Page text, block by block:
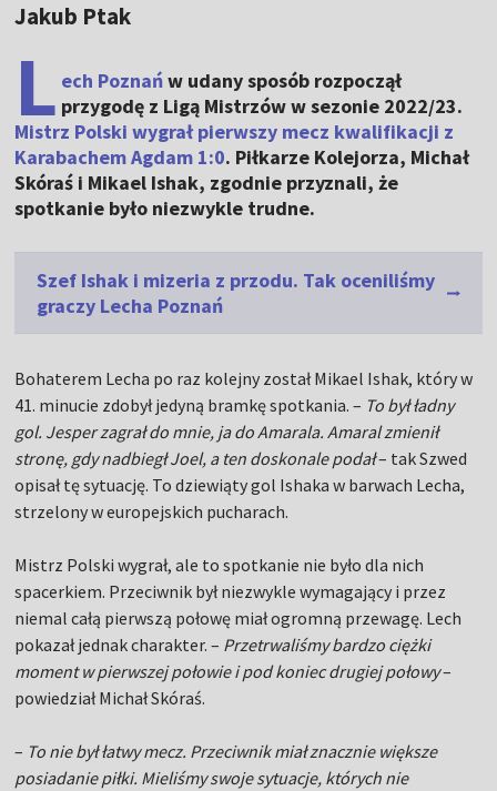
Jakub Ptak
L ech Poznańw udany sposób rozpoczął
przygodę z Ligą Mistrzów w sezonie 2022/23.
Mistrz Polski wygrał pierwszy mecz kwalifikacji z
Karabachem Agdam 1:0. Piłkarze Kolejorza, Michał
Skóraś i Mikael Ishak, zgodnie przyznali, że
spotkanie było niezwykle trudne.
Szef Ishak i mizeria z przodu. Tak oceniliśmy
graczy Lecha Poznań
Bohaterem Lecha po raz kolejny został Mikael Ishak, który w
41. minucie zdobył jedyną bramkę spotkania. – To był ładny
gol. Jesper zagrał do mnie, ja do Amarala. Amaral zmienił
stronę, gdy nadbiegł Joel, a ten doskonale podał– tak Szwed
opisał tę sytuację. To dziewiąty gol Ishaka w barwach Lecha,
strzelony w europejskich pucharach.
Mistrz Polski wygrał, ale to spotkanie nie było dla nich
spacerkiem. Przeciwnik był niezwykle wymagający i przez
niemal całą pierwszą połowę miał ogromną przewagę. Lech
pokazał jednak charakter. – Przetrwaliśmy bardzo ciężki
moment w pierwszej połowie i pod koniec drugiej połowy–
powiedział Michał Skóraś.
– To nie był łatwy mecz. Przeciwnik miał znacznie większe
posiadanie piłki. Mieliśmy swoje sytuacje, których nie